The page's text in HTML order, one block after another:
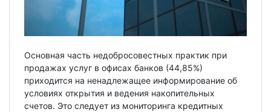
Основная часть недобросовестных практик при
продажах услуг в офисах банков (44,85%)
приходится на ненадлежащее информирование об
условиях открытия и ведения накопительных
счетов. Это следует из мониторинга кредитных